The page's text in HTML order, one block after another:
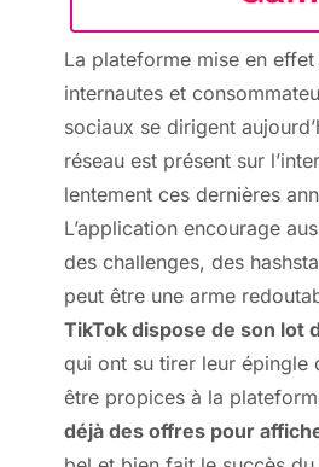
La plateforme mise en effet
internautes et
sociaux se dirigent
réseau est présent sur
lentement ces dernières
L’application encourage
des challenges, des
peut être une arme
TikTok dispose de son lot
qui ont su tirer leur épingle
être propices à la
déjà des offres pour